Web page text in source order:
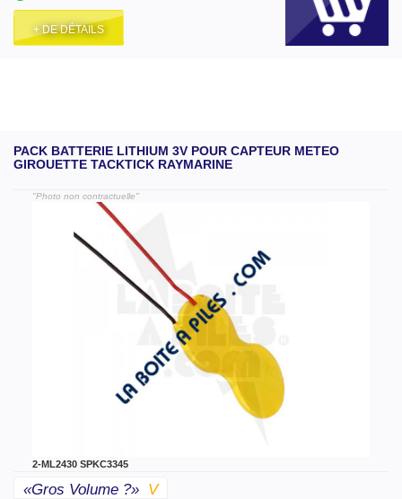
+ DE DÉTAILS
PACK BATTERIE LITHIUM 3V POUR CAPTEUR METEO
GIROUETTE TACKTICK RAYMARINE
"Photo non contractuelle"
2-ML2430 SPKC3345
«gros Volume ?» V